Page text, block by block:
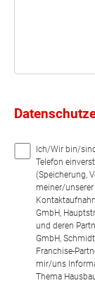
Ich/Wir bin/
Telefon
(Speicherung,
meiner/
GmbH,
und deren
GmbH,
Franchise-
mir/uns
Thema